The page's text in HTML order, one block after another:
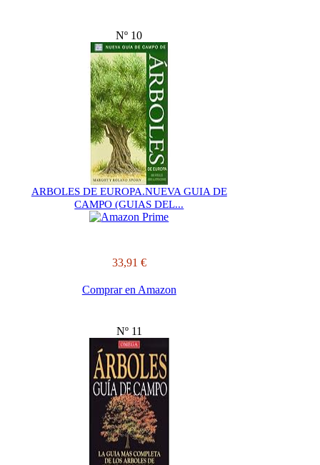
Nº 10
ARBOLES DE EUROPA.NUEVA GUIA DE
CAMPO (GUIAS DEL...
33,91 €
Comprar en Amazon
Nº 11